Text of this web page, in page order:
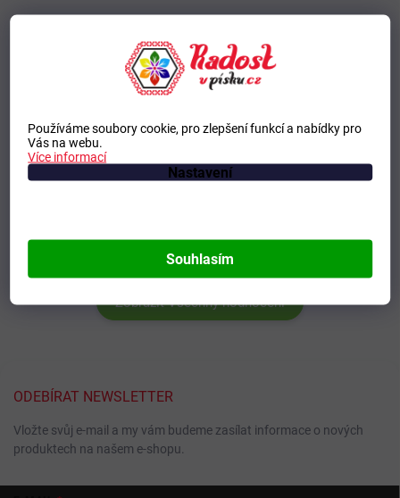
Používáme soubory cookie, pro zlepšení funkcí a nabídky pro
Vás na webu.
Více informací
Nastavení
Souhlasím
Zobrazit Všechny hodnocení
ODEBÍRAT NEWSLETTER
Vložte svůj e-mail a my vám budeme zasílat informace o nových
produktech na našem e-shopu.